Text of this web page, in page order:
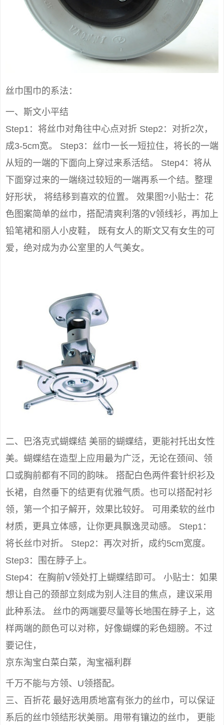
丝巾围巾的系法：
一、斯文小平结
Step1：将丝巾对角往中心点对折 Step2：对折2次，
成3-5cm宽。 Step3：丝巾一长一短拉住，将长的一端
从短的一端的下面向上穿过来系活结。 Step4：将从
下面穿过来的一端绕过较短的一端再系一个结。整理
好形状， 将结移到喜欢的位置。 效果图?小贴士：花
色图案简单的丝巾，搭配清爽利落的V领线衫，再加上
铅笔裙和丽人小皮鞋， 既有女人的斯文又有女生的可
爱，绝对成为办公室里的人气美女。
二、巴洛克式蝴蝶结 美丽的蝴蝶结，更能衬托出女性
美。蝴蝶结在造型上应用最为广泛，无论在颈间、领
口或胸前都有不同的韵味。 搭配白色两件套针织衫及
长裙，自然垂下的结更有优雅气质。也可以搭配衬衫
领，第一个扣子解开，效果比较好。 可用柔软的丝巾
材质，更具立体感，让你更具飘逸灵动感。 Step1：
将长丝巾对折。 Step2：再次对折，成约5cm宽度。
Step3：围在脖子上。
Step4：在胸前V领处打上蝴蝶结即可。 小贴士：如果
想让自己的颈部立刻成为别人注目的焦点，建议采用
此种系法。 丝巾的两端要尽量等长地围在脖子上，这
样两端的颜色可以对称，好像蝴蝶的彩色翅膀。不过
要记住，
京东淘宝白菜白菜，淘宝福利群
千万不能与方领、U领搭配。
三、百折花 最好选用质地富有张力的丝巾，可以保证
系后的丝巾领结形状美丽。用带有镶边的丝巾， 更能